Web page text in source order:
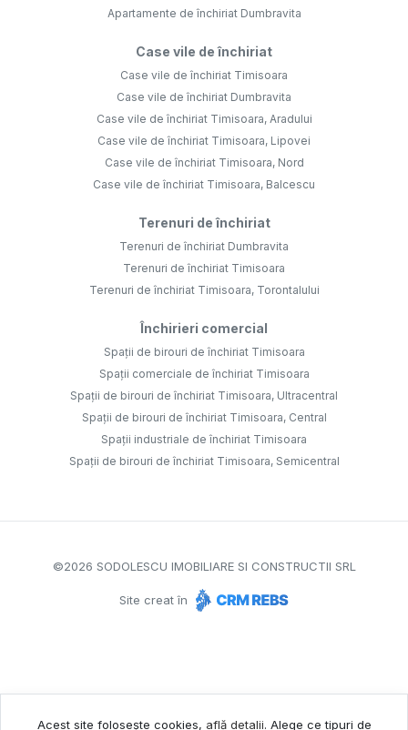
Apartamente de închiriat Dumbravita
Case vile de închiriat
Case vile de închiriat Timisoara
Case vile de închiriat Dumbravita
Case vile de închiriat Timisoara, Aradului
Case vile de închiriat Timisoara, Lipovei
Case vile de închiriat Timisoara, Nord
Case vile de închiriat Timisoara, Balcescu
Terenuri de închiriat
Terenuri de închiriat Dumbravita
Terenuri de închiriat Timisoara
Terenuri de închiriat Timisoara, Torontalului
Închirieri comercial
Spații de birouri de închiriat Timisoara
Spații comerciale de închiriat Timisoara
Spații de birouri de închiriat Timisoara, Ultracentral
Spații de birouri de închiriat Timisoara, Central
Spații industriale de închiriat Timisoara
Spații de birouri de închiriat Timisoara, Semicentral
©2026 SODOLESCU IMOBILIARE SI CONSTRUCTII SRL
Site creat în
Acest site folosește cookies, află detalii. Alege ce tipuri de